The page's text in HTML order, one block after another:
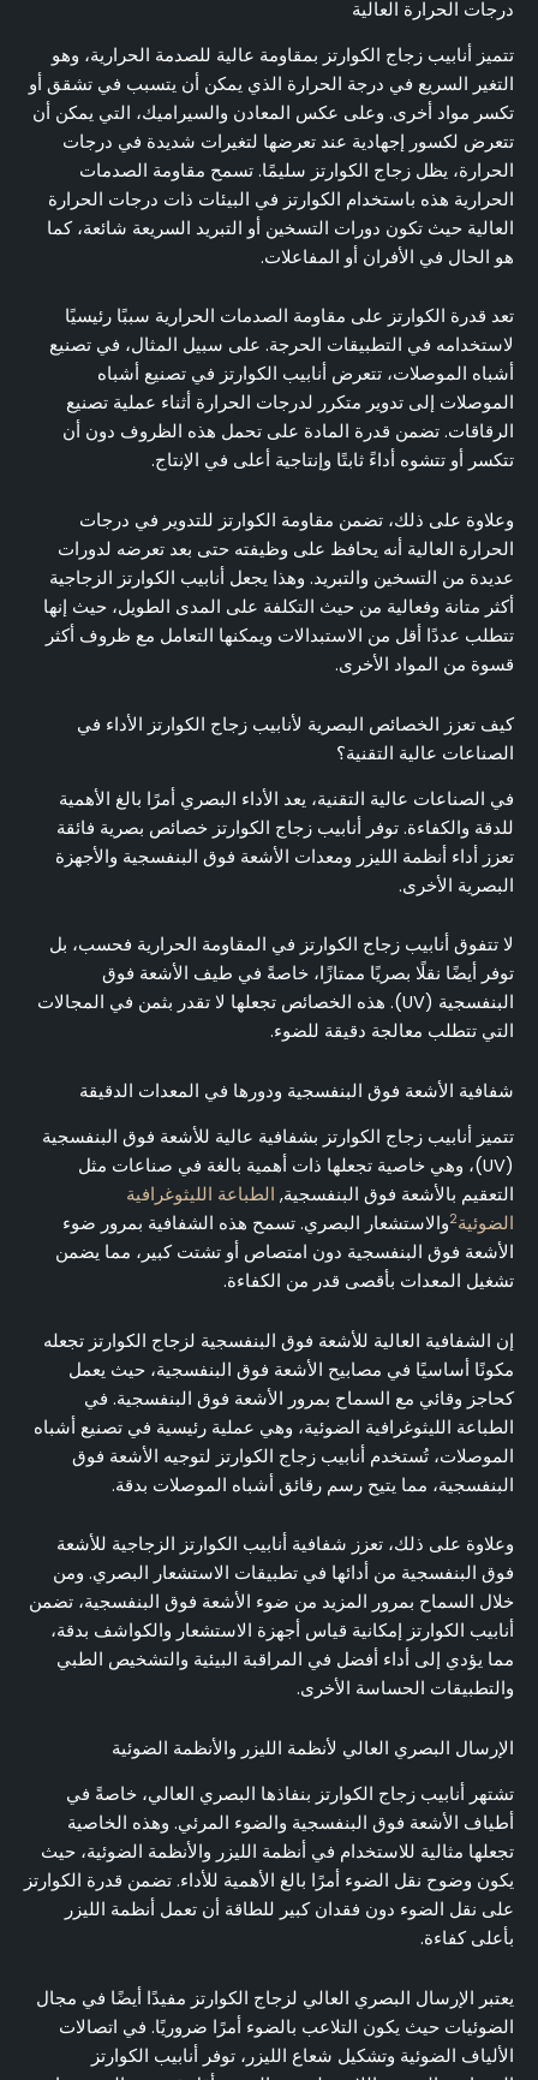
درجات الحرارة العالية
تتميز أنابيب زجاج الكوارتز بمقاومة عالية للصدمة الحرارية، وهو
التغير السريع في درجة الحرارة الذي يمكن أن يتسبب في تشقق أو
تكسر مواد أخرى. وعلى عكس المعادن والسيراميك، التي يمكن أن
تتعرض لكسور إجهادية عند تعرضها لتغيرات شديدة في درجات
الحرارة، يظل زجاج الكوارتز سليمًا. تسمح مقاومة الصدمات
الحرارية هذه باستخدام الكوارتز في البيئات ذات درجات الحرارة
العالية حيث تكون دورات التسخين أو التبريد السريعة شائعة، كما
هو الحال في الأفران أو المفاعلات.
تعد قدرة الكوارتز على مقاومة الصدمات الحرارية سببًا رئيسيًا
لاستخدامه في التطبيقات الحرجة. على سبيل المثال، في تصنيع
أشباه الموصلات، تتعرض أنابيب الكوارتز في تصنيع أشباه
الموصلات إلى تدوير متكرر لدرجات الحرارة أثناء عملية تصنيع
الرقاقات. تضمن قدرة المادة على تحمل هذه الظروف دون أن
تتكسر أو تتشوه أداءً ثابتًا وإنتاجية أعلى في الإنتاج.
وعلاوة على ذلك، تضمن مقاومة الكوارتز للتدوير في درجات
الحرارة العالية أنه يحافظ على وظيفته حتى بعد تعرضه لدورات
عديدة من التسخين والتبريد. وهذا يجعل أنابيب الكوارتز الزجاجية
أكثر متانة وفعالية من حيث التكلفة على المدى الطويل، حيث إنها
تتطلب عددًا أقل من الاستبدالات ويمكنها التعامل مع ظروف أكثر
قسوة من المواد الأخرى.
كيف تعزز الخصائص البصرية لأنابيب زجاج الكوارتز الأداء في
الصناعات عالية التقنية؟
في الصناعات عالية التقنية، يعد الأداء البصري أمرًا بالغ الأهمية
للدقة والكفاءة. توفر أنابيب زجاج الكوارتز خصائص بصرية فائقة
تعزز أداء أنظمة الليزر ومعدات الأشعة فوق البنفسجية والأجهزة
البصرية الأخرى.
لا تتفوق أنابيب زجاج الكوارتز في المقاومة الحرارية فحسب، بل
توفر أيضًا نقلًا بصريًا ممتازًا، خاصةً في طيف الأشعة فوق
البنفسجية (UV). هذه الخصائص تجعلها لا تقدر بثمن في المجالات
التي تتطلب معالجة دقيقة للضوء.
شفافية الأشعة فوق البنفسجية ودورها في المعدات الدقيقة
تتميز أنابيب زجاج الكوارتز بشفافية عالية للأشعة فوق البنفسجية
(UV)، وهي خاصية تجعلها ذات أهمية بالغة في صناعات مثل
التعقيم بالأشعة فوق البنفسجية, الطباعة الليثوغرافية
الضوئية2والاستشعار البصري. تسمح هذه الشفافية بمرور ضوء
الأشعة فوق البنفسجية دون امتصاص أو تشتت كبير، مما يضمن
تشغيل المعدات بأقصى قدر من الكفاءة.
إن الشفافية العالية للأشعة فوق البنفسجية لزجاج الكوارتز تجعله
مكونًا أساسيًا في مصابيح الأشعة فوق البنفسجية، حيث يعمل
كحاجز وقائي مع السماح بمرور الأشعة فوق البنفسجية. في
الطباعة الليثوغرافية الضوئية، وهي عملية رئيسية في تصنيع أشباه
الموصلات، تُستخدم أنابيب زجاج الكوارتز لتوجيه الأشعة فوق
البنفسجية، مما يتيح رسم رقائق أشباه الموصلات بدقة.
وعلاوة على ذلك، تعزز شفافية أنابيب الكوارتز الزجاجية للأشعة
فوق البنفسجية من أدائها في تطبيقات الاستشعار البصري. ومن
خلال السماح بمرور المزيد من ضوء الأشعة فوق البنفسجية، تضمن
أنابيب الكوارتز إمكانية قياس أجهزة الاستشعار والكواشف بدقة،
مما يؤدي إلى أداء أفضل في المراقبة البيئية والتشخيص الطبي
والتطبيقات الحساسة الأخرى.
الإرسال البصري العالي لأنظمة الليزر والأنظمة الضوئية
تشتهر أنابيب زجاج الكوارتز بنفاذها البصري العالي، خاصةً في
أطياف الأشعة فوق البنفسجية والضوء المرئي. وهذه الخاصية
تجعلها مثالية للاستخدام في أنظمة الليزر والأنظمة الضوئية، حيث
يكون وضوح نقل الضوء أمرًا بالغ الأهمية للأداء. تضمن قدرة الكوارتز
على نقل الضوء دون فقدان كبير للطاقة أن تعمل أنظمة الليزر
بأعلى كفاءة.
يعتبر الإرسال البصري العالي لزجاج الكوارتز مفيدًا أيضًا في مجال
الضوئيات حيث يكون التلاعب بالضوء أمرًا ضروريًا. في اتصالات
الألياف الضوئية وتشكيل شعاع الليزر، توفر أنابيب الكوارتز